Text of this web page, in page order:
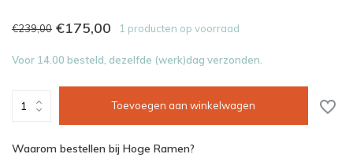
€239,00 €175,00 1 producten op voorraad
Voor 14.00 besteld, dezelfde (werk)dag verzonden.
Toevoegen aan winkelwagen
Waarom bestellen bij Hoge Ramen?